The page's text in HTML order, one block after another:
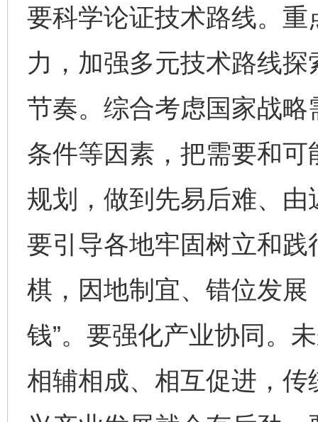
要科学论证技术路线。
力，加强多元技术路线
节奏。综合考虑国家战
条件等因素，把需要和
规划，做到先易后难、
要引导各地牢固树立和
棋，因地制宜、错位发展
钱”。要强化产业协同。
相辅相成、相互促进，